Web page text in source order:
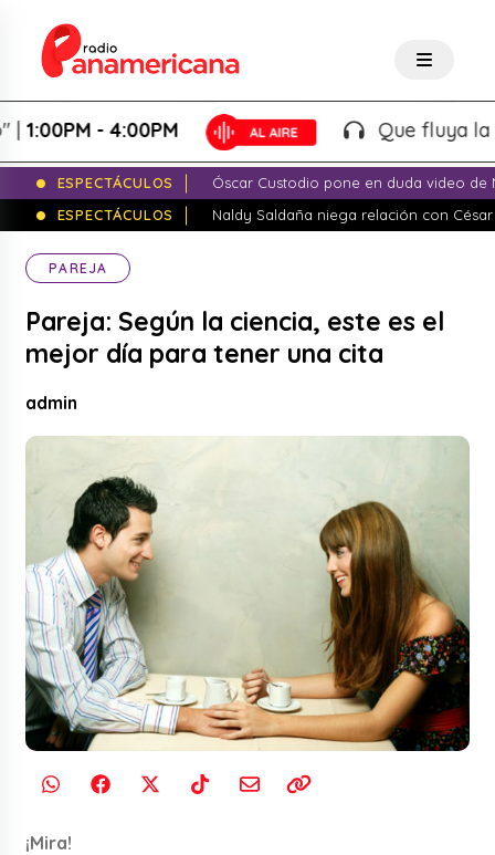
- 4:00PM Que fluya la
ESPECTÁCULOS
Óscar Custodio pone en duda video de
ESPECTÁCULOS
Naldy Saldaña niega relación con
PAREJA
Pareja: Según la ciencia, este es el
mejor día para tener una cita
admin
¡Mira!